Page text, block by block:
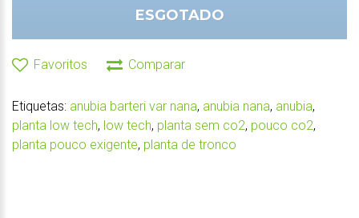
ESGOTADO
Favoritos Comparar
Etiquetas: anubia barteri var nana, anubia nana, anubia,
planta low tech, low tech, planta sem co2, pouco co2,
planta pouco exigente, planta de tronco